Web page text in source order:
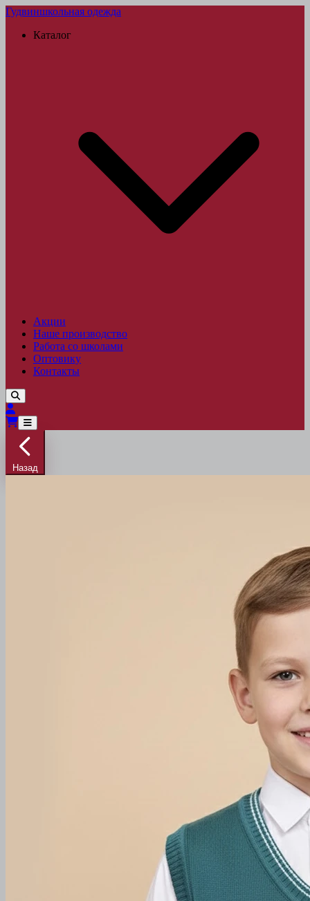
Гудвиншкольная одежда
Каталог
Акции
Наше производство
Работа со школами
Оптовику
Контакты
Назад